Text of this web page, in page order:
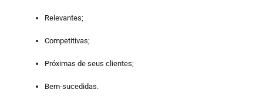
Relevantes;
Competitivas;
Próximas de seus clientes;
Bem-sucedidas.